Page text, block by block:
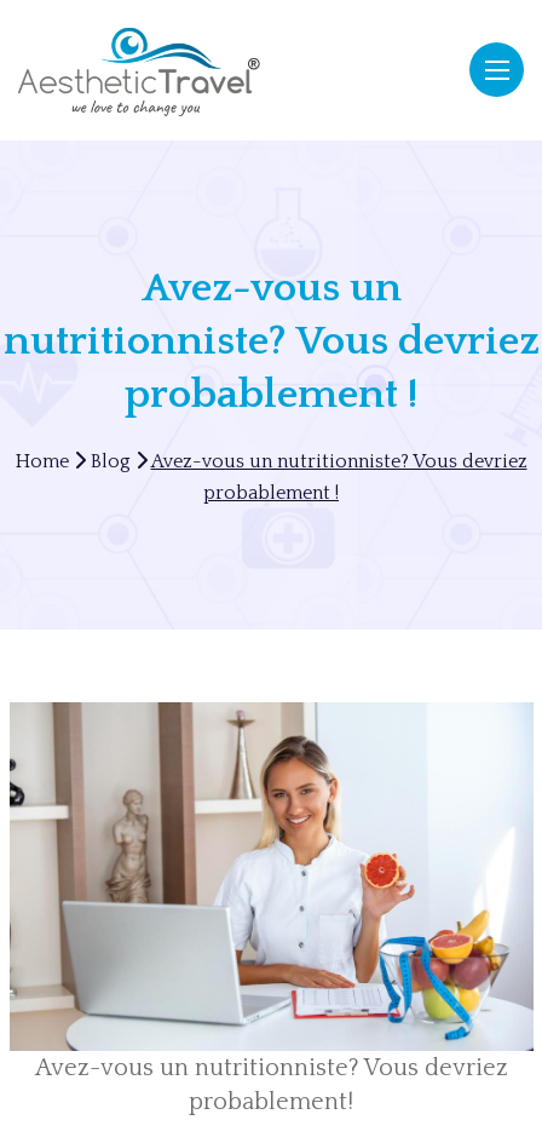
Avez-vous un
nutritionniste? Vous devriez
probablement !
Home Blog
Avez-vous un nutritionniste? Vous devriez
probablement !
Avez-vous un nutritionniste? Vous devriez
probablement!